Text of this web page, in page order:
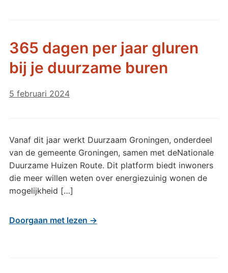
365 dagen per jaar gluren
bij je duurzame buren
5 februari 2024
Vanaf dit jaar werkt Duurzaam Groningen, onderdeel
van de gemeente Groningen, samen met deNationale
Duurzame Huizen Route. Dit platform biedt inwoners
die meer willen weten over energiezuinig wonen de
mogelijkheid […]
Doorgaan met lezen →